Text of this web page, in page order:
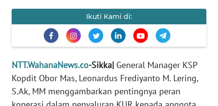
Ikuti Kami di:
NTT.WahanaNews.co-Sikka| General Manager KSP
Kopdit Obor Mas, Leonardus Frediyanto M. Lering,
S.Ak, MM menggambarkan pentingnya peran
PEDOMAN
MEDIA
SIBER